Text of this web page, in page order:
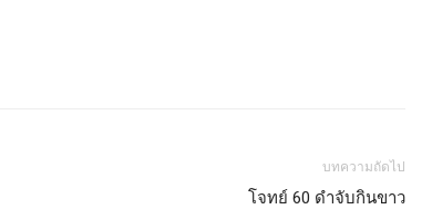
บทความถัดไป
โจทย์ 60 ดำจับกินขาว